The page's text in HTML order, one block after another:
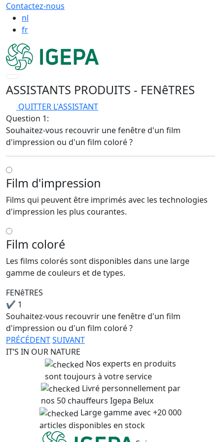
Contactez-nous
nl
fr
ASSISTANTS PRODUITS - FENêTRES
QUITTER L'ASSISTANT
FENêTRES
✔ 1
Souhaitez-vous recouvrir une fenêtre d'un film
d'impression ou d'un film coloré ?
PRÉCÉDENTSUIVANT
Question 1:
Souhaitez-vous recouvrir une fenêtre d'un film
d'impression ou d'un film coloré ?
Film d'impression
Films qui peuvent être imprimés avec les technologies
d'impression les plus courantes.
Film coloré
Les films colorés sont disponibles dans une large
gamme de couleurs et de types.
IT’S IN OUR NATURE
Nos experts en produits
sont toujours à votre service
Livré personnellement par
nos 50 chauffeurs Igepa Belux
Large gamme avec +20 000
articles disponibles en stock